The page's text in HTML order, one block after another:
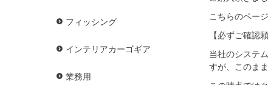
フィッシング
インテリアカーゴギア
業務用
こちらのペー
【必ずご確認
当社のシステ
すが、このま